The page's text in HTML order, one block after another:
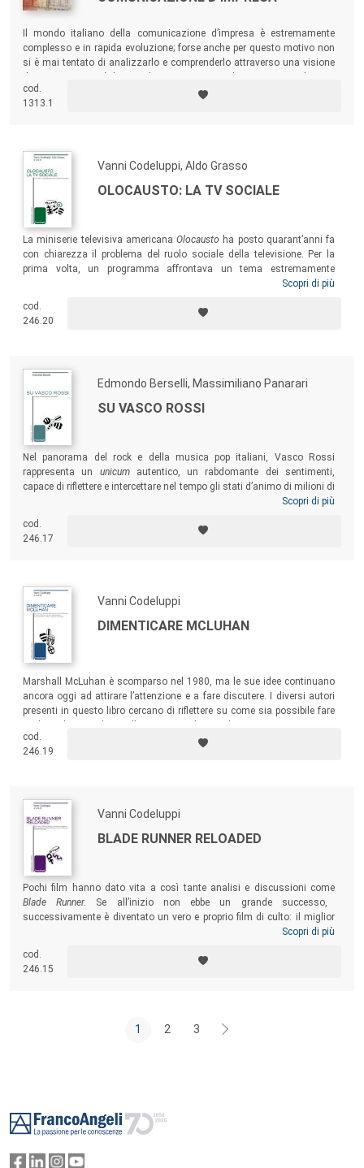
Il mondo italiano della comunicazione d’impresa è estremamente
complesso e in rapida evoluzione; forse anche per questo motivo non
si è mai tentato di analizzarlo e comprenderlo attraverso una visione
si vuole interpretare ciò che è accaduto in Italia nell’ambito della
comunicazione d’impresa.
cod.
1313.1
Vanni Codeluppi, Aldo Grasso
OLOCAUSTO: LA TV SOCIALE
La miniserie televisiva americana Olocausto ha posto quarant’anni fa
con chiarezza il problema del ruolo sociale della televisione. Per la
prima volta, un programma affrontava un tema estremamente
difficoltoso da rappresentare, come la Shoah, e lo rendeva accessibile
Questo libro ricostruisce il vasto dibattito che
Italia e nel resto del mondo e che vide la partecipazione di alcuni tra i
Scopri di più
cod.
246.20
Edmondo Berselli, Massimiliano Panarari
SU VASCO ROSSI
Nel panorama del rock e della musica pop italiani, Vasco Rossi
rappresenta un unicumautentico, un rabdomante dei sentimenti,
capace di riflettere e intercettare nel tempo gli stati d’animo di milioni di
italiani e italiane. Un “ribelle filosofo” che ha parlato a tutto il Paese, ma
italiana. I testi raccolti in questo volume lo fanno capire con un acume
e una profondità più uniche che rare.
Scopri di più
cod.
246.17
Vanni Codeluppi
DIMENTICARE MCLUHAN
Marshall McLuhan è scomparso nel 1980, ma le sue idee continuano
ancora oggi ad attirare l’attenzione e a fare discutere. I diversi autori
presenti in questo libro cercano di riflettere su come sia possibile fare
risultato, sia necessario in un certo senso “tradirle”. Sia necessario
cioè, paradossalmente, cercare di “dimenticare McLuhan”.
cod.
246.19
Vanni Codeluppi
BLADE RUNNER RELOADED
Pochi film hanno dato vita a così tante analisi e discussioni come
Blade Runner. Se all’inizio non ebbe un grande successo,
successivamente è diventato un vero e proprio film di culto: il miglior
film di fantascienza di tutti i tempi! Oggi, con l’occasione del lancio del
ciò che negli anni ha saputo suscitare. Un modo per riflettere sul suo
successo e comprendere le ragioni della sua influenza sulla cultura
Scopri di più
cod.
246.15
1 2 3